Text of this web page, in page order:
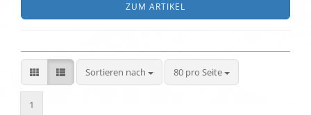
ZUM ARTIKEL
Sortieren nach
Sortieren nach 80 pro Seite
pro Seite
1